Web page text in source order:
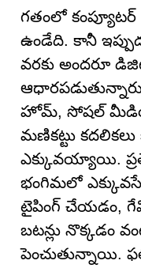
గతంలో
ఉండేది. కానీ
వరకు అందరూ
హోమ్, సోషల్
మణికట్టు
ఎక్కువయ్యాయి.
భంగిమలో
టైపింగ్ చేయడం,
బటన్లు నొక్కడం
పెంచుతున్నాయి.